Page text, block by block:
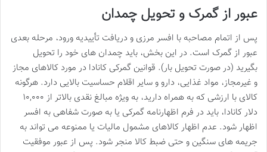
عبور از گمرک و تحویل چمدان
پس از اتمام مصاحبه با افسر مرزی و دریافت تأییدیه ورود، مرحله بعدی
عبور از گمرک است. در این بخش، باید چمدان های خود را تحویل
بگیرید (در صورت تحویل بار). قوانین گمرکی کانادا در مورد کالاهای مجاز
و غیرمجاز، مواد غذایی، دارو و سایر اقلام حساسیت بالایی دارد. هرگونه
کالای با ارزشی که به همراه دارید، به ویژه مبالغ نقدی بالاتر از ۱۰,۰۰۰
دلار کانادا، باید در فرم اظهارنامه گمرکی یا به صورت شفاهی به افسر
اظهار شود. عدم اظهار کالاهای مشمول مالیات یا ممنوعه می تواند به
جریمه های سنگین و حتی ضبط کالا منجر شود. پس از عبور موفقیت